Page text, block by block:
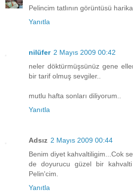
Pelincim tatlının görüntüsü
Yanıtla
nilüfer 2 Mayıs 2009 00:42
neler döktürmüşsünüz gene
bir tarif olmuş sevgiler..
mutlu hafta sonları diliyorum..
Yanıtla
Adsız 2 Mayıs 2009 00:44
Benim diyet kahvaltiligim...Cok
de doyurucu güzel bir
Pelin'cim.
Yanıtla